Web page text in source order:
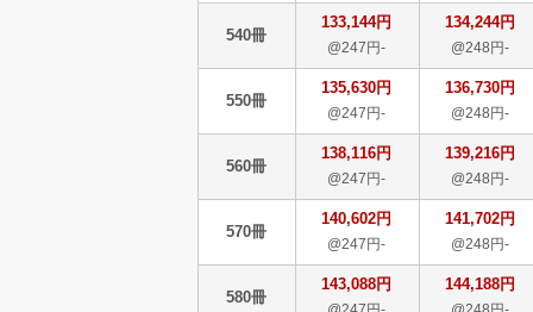
540冊
133,144円
@247円-
134,244円
@248円-
550冊
135,630円
@247円-
136,730円
@248円-
560冊
138,116円
@247円-
139,216円
@248円-
570冊
140,602円
@247円-
141,702円
@248円-
580冊
143,088円 144,188円